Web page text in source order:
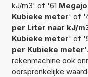
kJ/m3' of '61
Kubieke meter' of
per Liter naar kJ/
Kubieke meter' of
per Kubieke meter
rekenmachine ook
oorspronkelijke